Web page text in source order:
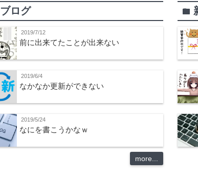
ブログ
2019/7/12
前に出来てたことが出来ない
2019/6/4
なかなか更新ができない
2019/5/24
なにを書こうかなｗ
more...
folder